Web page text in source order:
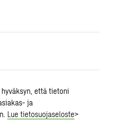
että tietoni
ja
Lue tietosuojaseloste>